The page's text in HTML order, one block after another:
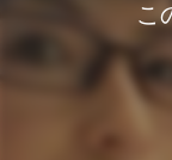
こ